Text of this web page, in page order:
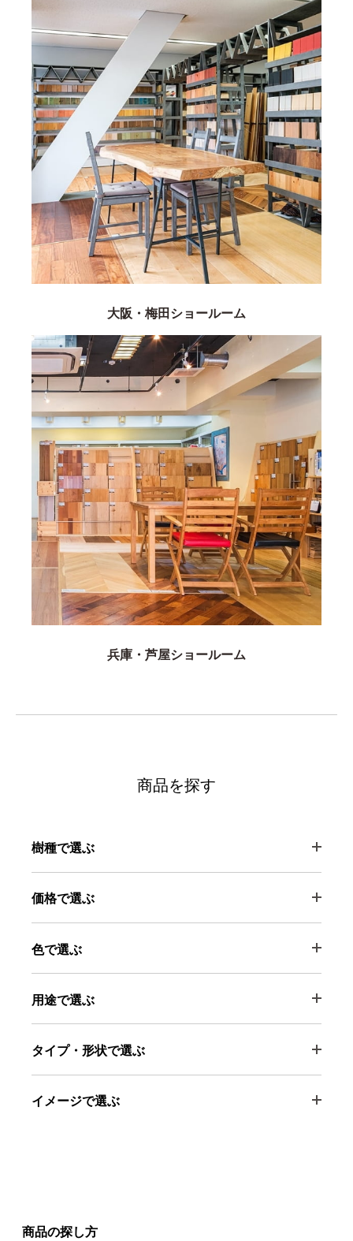
大阪・梅田ショールーム
兵庫・芦屋ショールーム
商品を探す
樹種で選ぶ
価格で選ぶ
色で選ぶ
用途で選ぶ
タイプ・形状で選ぶ
イメージで選ぶ
商品の探し方